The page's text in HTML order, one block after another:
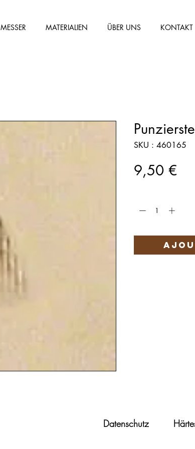
MESSER MATERIALIEN ÜBER UNS KONTAKT
SKU : 460165
9,50 €Prix
Datenschutz